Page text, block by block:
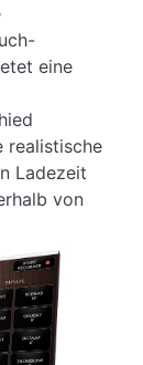
eine
realistische
Ladezeit
von